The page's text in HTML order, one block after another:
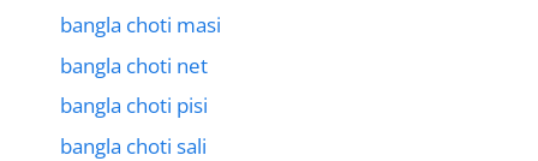
bangla choti masi
bangla choti net
bangla choti pisi
bangla choti sali